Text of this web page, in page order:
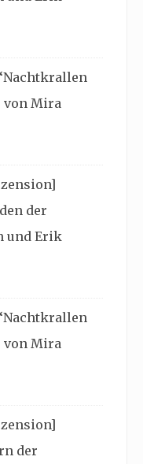
von Mira
der
und Erik
von Mira
der